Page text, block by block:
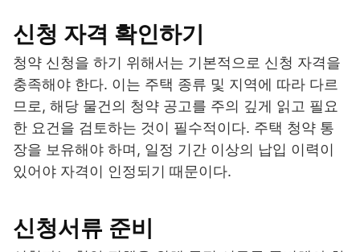
신청 자격 확인하기
청약 신청을 하기 위해서는 기본적으로 신청 자격을
충족해야 한다. 이는 주택 종류 및 지역에 따라 다르
므로, 해당 물건의 청약 공고를 주의 깊게 읽고 필요
한 요건을 검토하는 것이 필수적이다. 주택 청약 통
장을 보유해야 하며, 일정 기간 이상의 납입 이력이
있어야 자격이 인정되기 때문이다.
신청서류 준비